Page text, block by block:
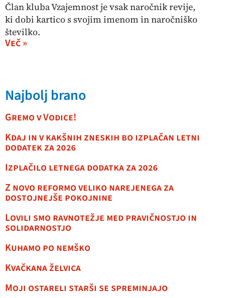
Član kluba Vzajemnost je vsak naročnik revije,
ki dobi kartico s svojim imenom in naročniško
številko.
Več »
Najbolj brano
Gremo v Vodice!
Kdaj in v kakšnih zneskih bo izplačan letni
dodatek za 2026
Izplačilo letnega dodatka za 2026
Z novo reformo veliko narejenega za
dostojnejše pokojnine
Lovili smo ravnotežje med pravičnostjo in
solidarnostjo
Kuhamo po nemško
Kvačkana želvica
Moji ostareli starši se spreminjajo